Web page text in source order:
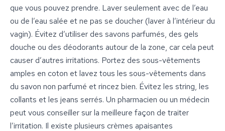
que vous pouvez prendre. Laver seulement avec de l’eau
ou de l’eau salée et ne pas se doucher (laver à l’intérieur du
vagin). Évitez d’utiliser des savons parfumés, des gels
douche ou des déodorants autour de la zone, car cela peut
causer d’autres irritations. Portez des sous-vêtements
amples en coton et lavez tous les sous-vêtements dans
du savon non parfumé et rincez bien. Évitez les string, les
collants et les jeans serrés. Un pharmacien ou un médecin
peut vous conseiller sur la meilleure façon de traiter
l’irritation. Il existe plusieurs crèmes apaisantes